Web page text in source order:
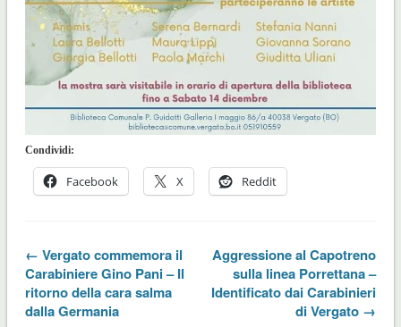
Condividi:
Facebook X Reddit
← Vergato commemora il
Carabiniere Gino Pani – Il
ritorno della cara salma
dalla Germania
Aggressione al Capotreno
sulla linea Porrettana –
Identificato dai Carabinieri
di Vergato →